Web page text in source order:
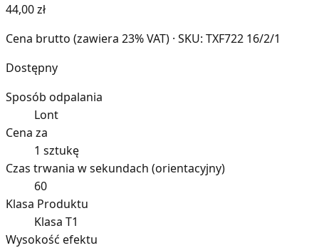
44,00 zł
Cena brutto (zawiera 23% VAT) · SKU: TXF722 16/2/1
Dostępny
Sposób odpalania
Lont
Cena za
1 sztukę
Czas trwania w sekundach (orientacyjny)
60
Klasa Produktu
Klasa T1
Wysokość efektu